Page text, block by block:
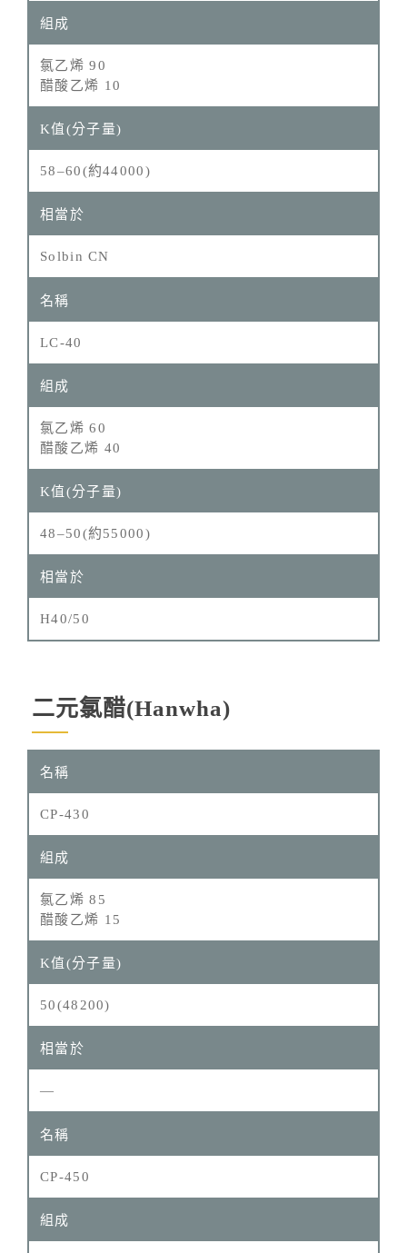
氯乙烯 90
醋酸乙烯 10
58–60(約44000)
Solbin CN
LC-40
氯乙烯 60
醋酸乙烯 40
48–50(約55000)
H40/50
二元氯醋(Hanwha)
CP-430
氯乙烯 85
醋酸乙烯 15
50(48200)
—
CP-450